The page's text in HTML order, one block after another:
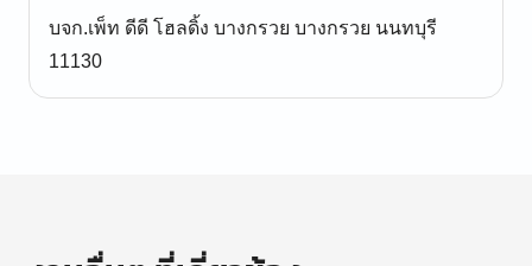
บจก.เพ็ท ดีดี โฮลดิ้ง บางกรวย บางกรวย นนทบุรี
11130